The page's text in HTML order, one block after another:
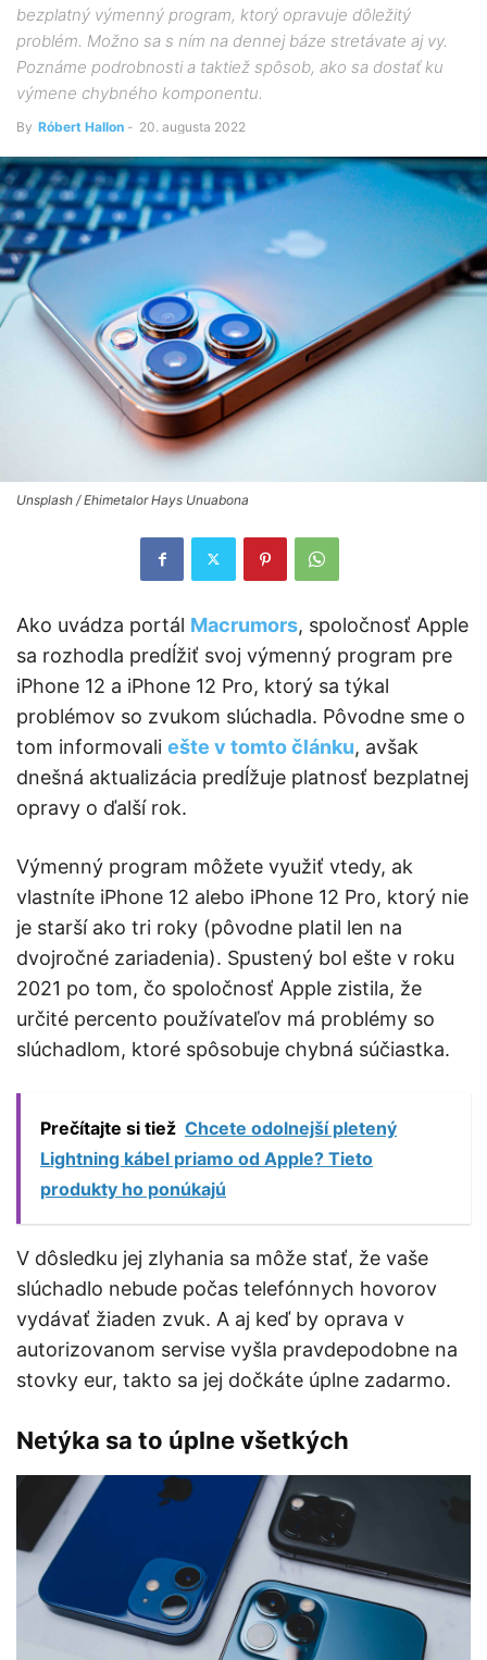
bezplatný výmenný program, ktorý opravuje dôležitý
problém. Možno sa s ním na dennej báze stretávate aj vy.
Poznáme podrobnosti a taktiež spôsob, ako sa dostať ku
výmene chybného komponentu.
By Róbert Hallon - 20. augusta 2022
Unsplash / Ehimetalor Hays Unuabona
Ako uvádza portál Macrumors, spoločnosť Apple
sa rozhodla predĺžiť svoj výmenný program pre
iPhone 12 a iPhone 12 Pro, ktorý sa týkal
problémov so zvukom slúchadla. Pôvodne sme o
tom informovali ešte v tomto článku, avšak
dnešná aktualizácia predĺžuje platnosť bezplatnej
opravy o ďalší rok.
Výmenný program môžete využiť vtedy, ak
vlastníte iPhone 12 alebo iPhone 12 Pro, ktorý nie
je starší ako tri roky (pôvodne platil len na
dvojročné zariadenia). Spustený bol ešte v roku
2021 po tom, čo spoločnosť Apple zistila, že
určité percento používateľov má problémy so
slúchadlom, ktoré spôsobuje chybná súčiastka.
Prečítajte si tiež Chcete odolnejší pletený
Lightning kábel priamo od Apple? Tieto
produkty ho ponúkajú
V dôsledku jej zlyhania sa môže stať, že vaše
slúchadlo nebude počas telefónnych hovorov
vydávať žiaden zvuk. A aj keď by oprava v
autorizovanom servise vyšla pravdepodobne na
stovky eur, takto sa jej dočkáte úplne zadarmo.
Netýka sa to úplne všetkých